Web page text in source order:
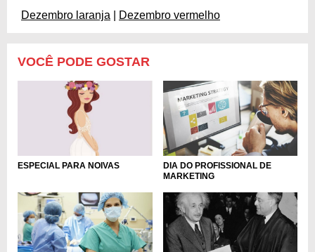
Dezembro laranja Dezembro vermelho
VOCÊ PODE GOSTAR
ESPECIAL PARA NOIVAS
DIA DO PROFISSIONAL DE
MARKETING